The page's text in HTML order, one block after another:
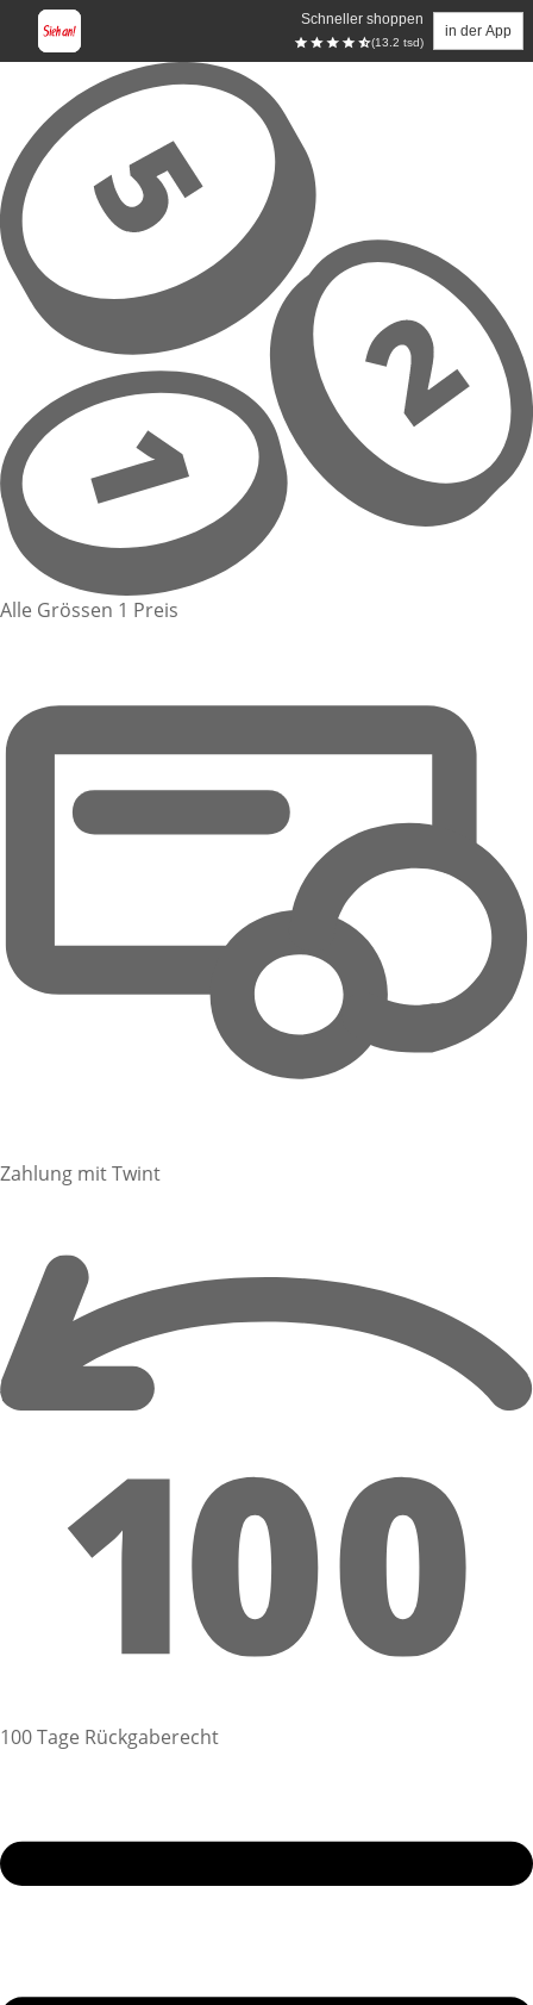
Schneller shoppen
(13.2 tsd)
in der App
Zum Hauptinhalt springen
Alle Grössen 1 Preis
Zahlung mit Twint
100 Tage Rückgaberecht